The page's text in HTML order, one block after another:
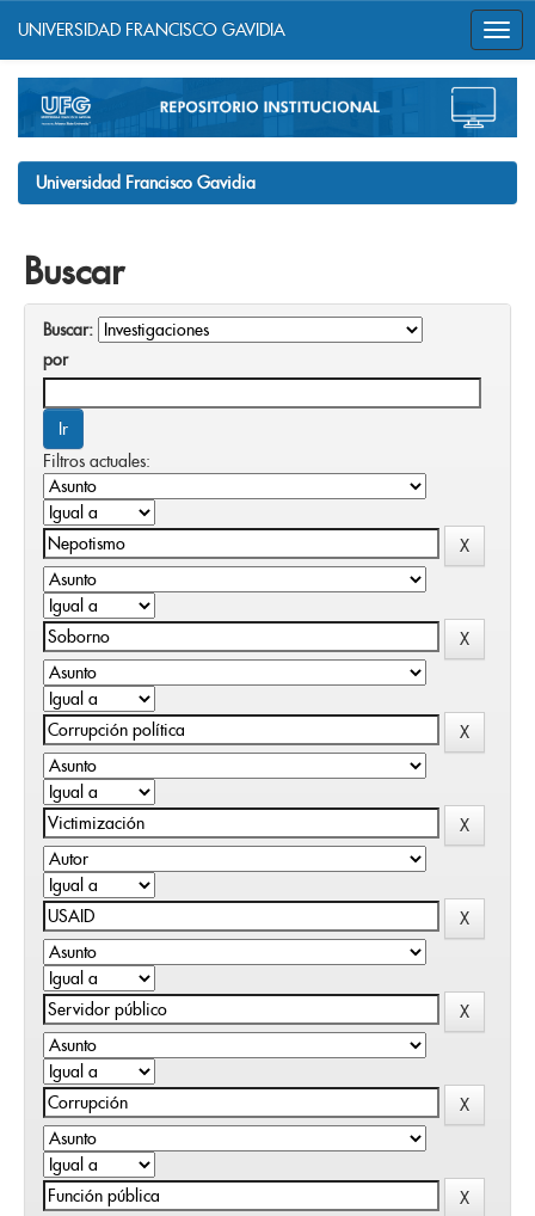
navigation
UNIVERSIDAD FRANCISCO GAVIDIA
Universidad Francisco Gavidia
Buscar
Buscar:
por
Filtros actuales: